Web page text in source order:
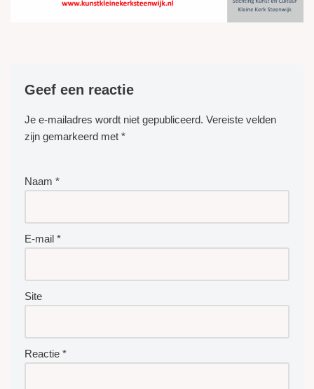
Geef een reactie
Je e-mailadres wordt niet gepubliceerd. Vereiste velden
zijn gemarkeerd met *
Naam *
E-mail *
Site
Reactie *